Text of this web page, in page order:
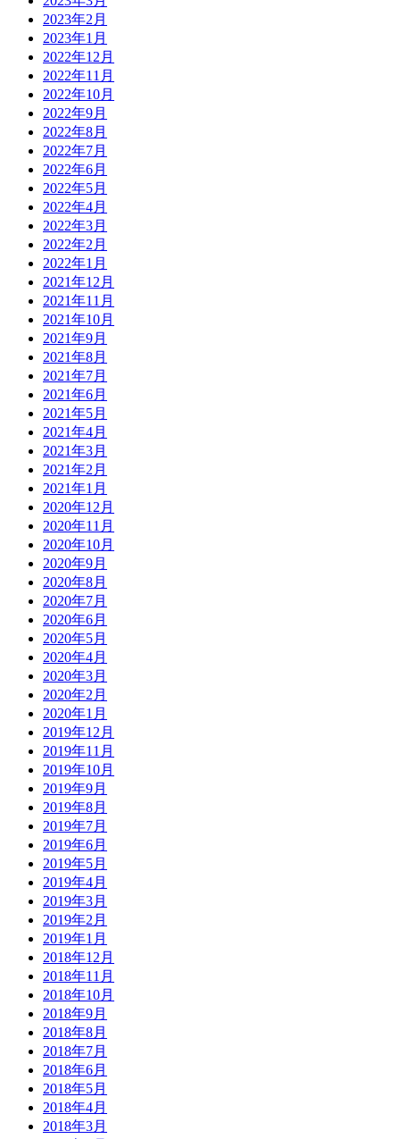
2023年2月
2023年1月
2022年12月
2022年11月
2022年10月
2022年9月
2022年8月
2022年7月
2022年6月
2022年5月
2022年4月
2022年3月
2022年2月
2022年1月
2021年12月
2021年11月
2021年10月
2021年9月
2021年8月
2021年7月
2021年6月
2021年5月
2021年4月
2021年3月
2021年2月
2021年1月
2020年12月
2020年11月
2020年10月
2020年9月
2020年8月
2020年7月
2020年6月
2020年5月
2020年4月
2020年3月
2020年2月
2020年1月
2019年12月
2019年11月
2019年10月
2019年9月
2019年8月
2019年7月
2019年6月
2019年5月
2019年4月
2019年3月
2019年2月
2019年1月
2018年12月
2018年11月
2018年10月
2018年9月
2018年8月
2018年7月
2018年6月
2018年5月
2018年4月
2018年3月